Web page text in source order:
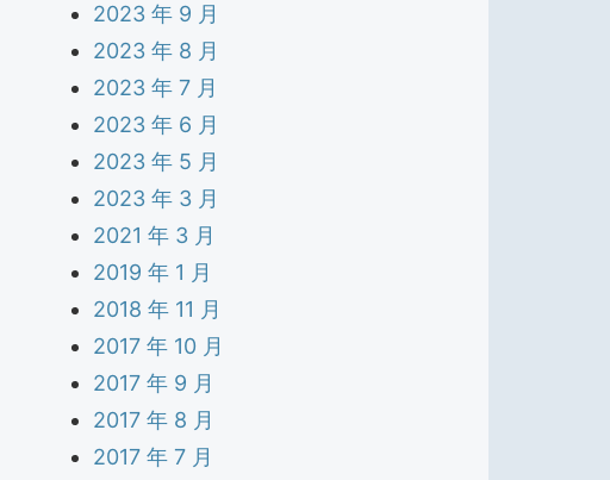
2023 年 9 月
2023 年 8 月
2023 年 7 月
2023 年 6 月
2023 年 5 月
2023 年 3 月
2021 年 3 月
2019 年 1 月
2018 年 11 月
2017 年 10 月
2017 年 9 月
2017 年 8 月
2017 年 7 月